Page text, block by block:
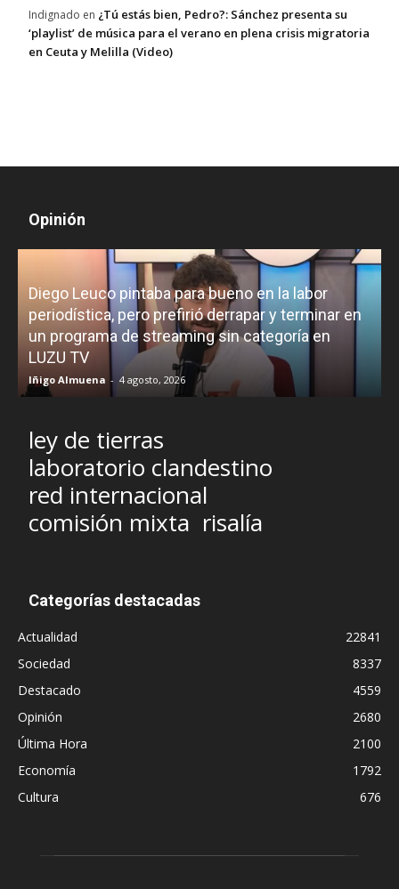
Indignado en ¿Tú estás bien, Pedro?: Sánchez presenta su
‘playlist’ de música para el verano en plena crisis migratoria
en Ceuta y Melilla (Video)
Opinión
Diego Leuco pintaba para bueno en la labor
periodística, pero prefirió derrapar y terminar en
un programa de streaming sin categoría en
LUZU TV
Iñigo Almuena - 4 agosto, 2026
ley de tierras
laboratorio clandestino
red internacional
comisión mixta risalía
Categorías destacadas
Actualidad
22841
Sociedad
8337
Destacado
4559
Opinión
2680
Última Hora
2100
Economía
1792
Cultura
676